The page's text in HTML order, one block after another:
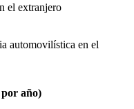
el extranjero
automovilística en el
por año)